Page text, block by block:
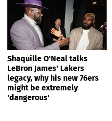
Shaquille O'Neal talks
LeBron James' Lakers
legacy, why his new 76ers
might be extremely
'dangerous'